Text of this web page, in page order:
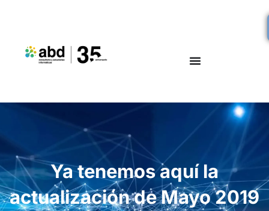
Ya tenemos aquí la
actualización de Mayo 2019